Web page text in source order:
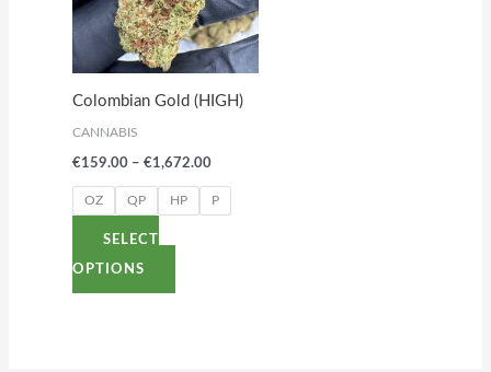
Colombian Gold (HIGH)
CANNABIS
€159.00 – €1,672.00
OZ QP HP P
SELECT
OPTIONS
variants.
The
options
may
chosen
on